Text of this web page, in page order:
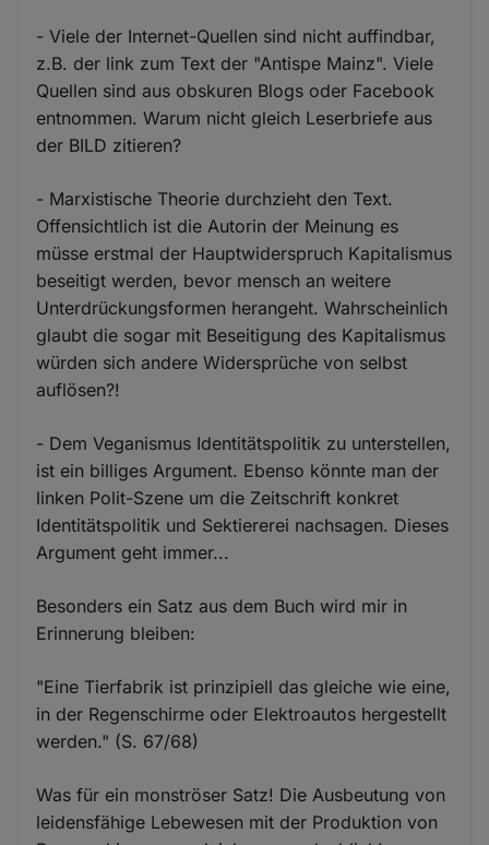
- Viele der Internet-Quellen sind nicht auffindbar,
z.B. der link zum Text der "Antispe Mainz". Viele
Quellen sind aus obskuren Blogs oder Facebook
entnommen. Warum nicht gleich Leserbriefe aus
der BILD zitieren?
- Marxistische Theorie durchzieht den Text.
Offensichtlich ist die Autorin der Meinung es
müsse erstmal der Hauptwiderspruch Kapitalismus
beseitigt werden, bevor mensch an weitere
Unterdrückungsformen herangeht. Wahrscheinlich
glaubt die sogar mit Beseitigung des Kapitalismus
würden sich andere Widersprüche von selbst
auflösen?!
- Dem Veganismus Identitätspolitik zu unterstellen,
ist ein billiges Argument. Ebenso könnte man der
linken Polit-Szene um die Zeitschrift konkret
Identitätspolitik und Sektiererei nachsagen. Dieses
Argument geht immer...
Besonders ein Satz aus dem Buch wird mir in
Erinnerung bleiben:
"Eine Tierfabrik ist prinzipiell das gleiche wie eine,
in der Regenschirme oder Elektroautos hergestellt
werden." (S. 67/68)
Was für ein monströser Satz! Die Ausbeutung von
leidensfähige Lebewesen mit der Produktion von